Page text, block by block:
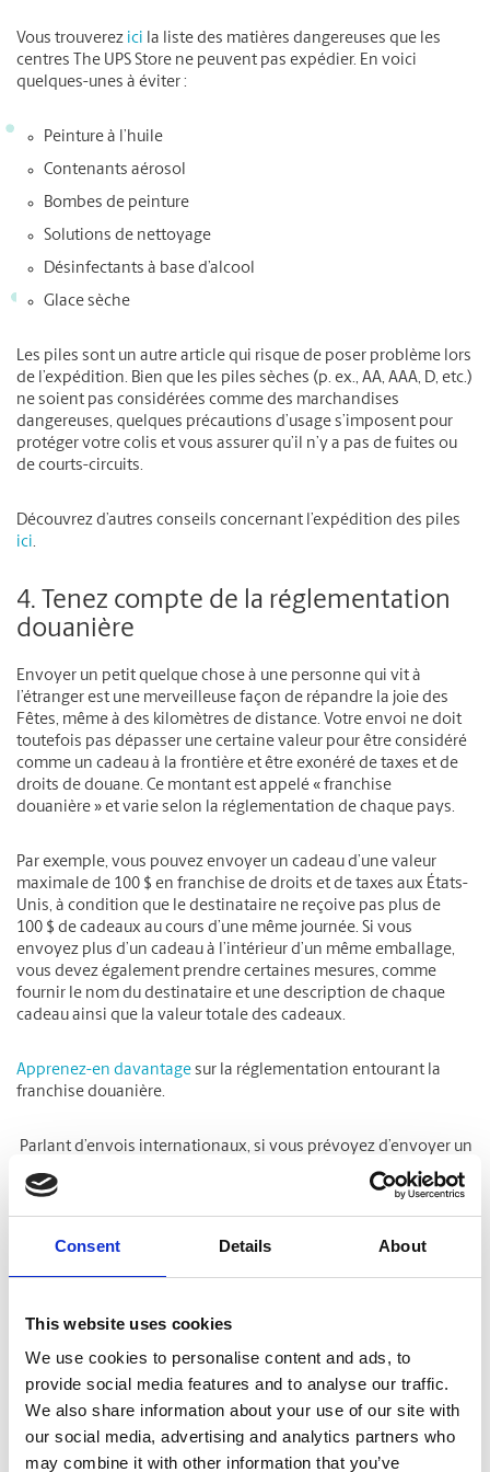
Consent Details About
This website uses cookies
We use cookies to personalise content and ads, to
provide social media features and to analyse our traffic.
We also share information about your use of our site with
our social media, advertising and analytics partners who
may combine it with other information that you’ve
Vous trouverez ici la liste des matières dangereuses que les
centres The UPS Store ne peuvent pas expédier. En voici
quelques-unes à éviter :
Peinture à l’huile
Contenants aérosol
Bombes de peinture
Solutions de nettoyage
Désinfectants à base d’alcool
Glace sèche
Les piles sont un autre article qui risque de poser problème lors
de l’expédition. Bien que les piles sèches (p. ex., AA, AAA, D, etc.)
ne soient pas considérées comme des marchandises
dangereuses, quelques précautions d’usage s’imposent pour
protéger votre colis et vous assurer qu’il n’y a pas de fuites ou
de courts-circuits.
Découvrez d’autres conseils concernant l’expédition des piles
ici.
4. Tenez compte de la réglementation
douanière
Envoyer un petit quelque chose à une personne qui vit à
l’étranger est une merveilleuse façon de répandre la joie des
Fêtes, même à des kilomètres de distance. Votre envoi ne doit
toutefois pas dépasser une certaine valeur pour être considéré
comme un cadeau à la frontière et être exonéré de taxes et de
droits de douane. Ce montant est appelé « franchise
douanière » et varie selon la réglementation de chaque pays.
Par exemple, vous pouvez envoyer un cadeau d’une valeur
maximale de 100 $ en franchise de droits et de taxes aux États-
Unis, à condition que le destinataire ne reçoive pas plus de
100 $ de cadeaux au cours d’une même journée. Si vous
envoyez plus d’un cadeau à l’intérieur d’un même emballage,
vous devez également prendre certaines mesures, comme
fournir le nom du destinataire et une description de chaque
cadeau ainsi que la valeur totale des cadeaux.
Apprenez-en davantage sur la réglementation entourant la
franchise douanière.
Parlant d’envois internationaux, si vous prévoyez d’envoyer un
colis gourmand à des proches aux États-Unis ou à l’étranger,
sachez qu’il y a aussi quelques règles à respecter. Par exemple,
lorsque vous remplissez un formulaire douanier, vous devez
aliments. Vous pourriez également devoir fournir une liste
d’ingrédients. Apprenez-en davantageici.
5. Laissez nos pros vous emballer
Si le partage de cadeaux est la partie réjouissante, les emballer
exige du temps et une attention que vous n’avez peut-être pas
en cette période occupée de l’année. Aussi, personne n’aime
être tenaillé par la crainte de ne pas avoir bien protégé son